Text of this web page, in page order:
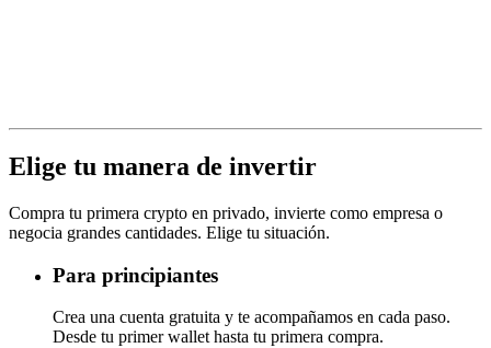
Elige tu manera de invertir
Compra tu primera crypto en privado, invierte como empresa o
negocia grandes cantidades. Elige tu situación.
Para principiantes
Crea una cuenta gratuita y te acompañamos en cada paso.
Desde tu primer wallet hasta tu primera compra.